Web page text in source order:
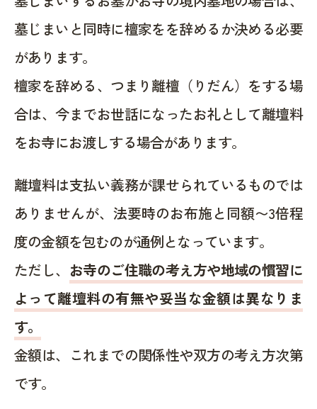
墓じまいと同時に檀家をを辞めるか決める必要
があります。
檀家を辞める、つまり離檀（りだん）をする場
合は、今までお世話になったお礼として離壇料
をお寺にお渡しする場合があります。
離壇料は支払い義務が課せられているものでは
ありませんが、法要時のお布施と同額〜3倍程
度の金額を包むのが通例となっています。
ただし、 お寺のご住職の考え方や地域の慣習に
よって離壇料の有無や妥当な金額は異なりま
す。
金額は、これまでの関係性や双方の考え方次第
です。